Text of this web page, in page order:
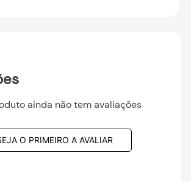
ainda não tem avaliações
O PRIMEIRO A AVALIAR